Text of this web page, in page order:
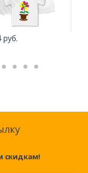
руб.
скидкам!